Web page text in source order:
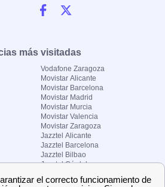
más visitadas
Vodafone Zaragoza
Movistar Alicante
Movistar Barcelona
Movistar Madrid
Movistar Murcia
Movistar Valencia
Movistar Zaragoza
Jazztel Alicante
Jazztel Barcelona
Jazztel Bilbao
Jazztel Córdoba
Jazztel Málaga